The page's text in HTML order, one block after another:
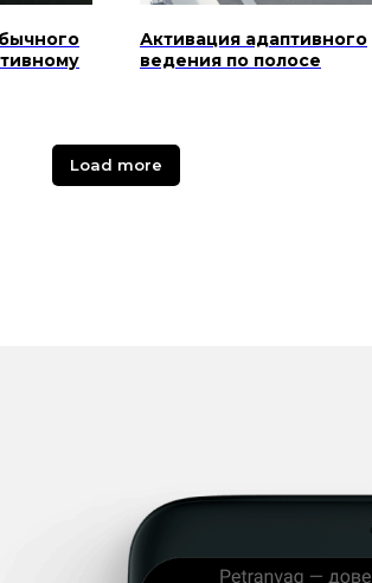
Активация адаптивного
ведения по полосе
Load more